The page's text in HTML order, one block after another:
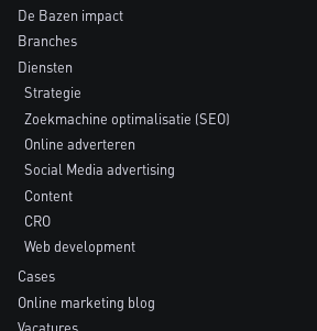
De Bazen impact
Branches
Diensten
Strategie
Zoekmachine optimalisatie (SEO)
Online adverteren
Social Media advertising
Content
CRO
Web development
Cases
Online marketing blog